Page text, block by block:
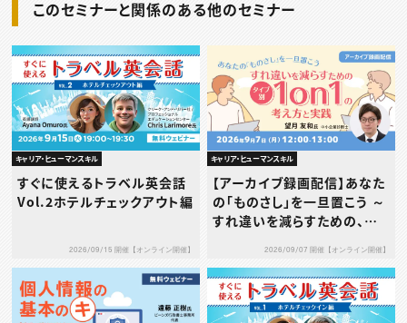
このセミナーと関係のある他のセミナー
キャリア・ヒューマンスキル
すぐに使えるトラベル英会話
Vol.2ホテルチェックアウト編
2026/09/15 開催【オンライン開催】
キャリア・ヒューマンスキル
【アーカイブ録画配信】あなた
の「ものさし」を一旦置こう ～
すれ違いを減らすための、タ
2026/09/07 開催【オンライン開催】